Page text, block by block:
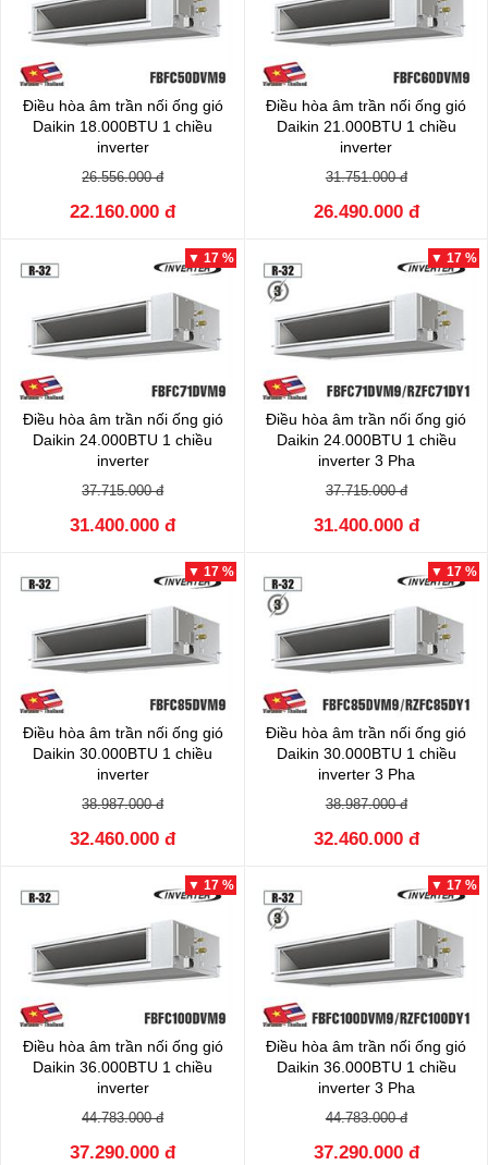
Điều hòa âm trần nối ống gió
Daikin 18.000BTU 1 chiều
inverter
FBFC50DVM9/RZFC50EVM
26.556.000 đ
22.160.000 đ
Điều hòa âm trần nối ống gió
Daikin 21.000BTU 1 chiều
inverter
FBFC60DVM9/RZFC60EVM
31.751.000 đ
26.490.000 đ
▼ 17 %
Điều hòa âm trần nối ống gió
Daikin 24.000BTU 1 chiều
inverter
FBFC71DVM9/RZFC71EVM
37.715.000 đ
31.400.000 đ
▼ 17 %
Điều hòa âm trần nối ống gió
Daikin 24.000BTU 1 chiều
inverter 3 Pha
FBFC71DVM9/RZFC71EY1
37.715.000 đ
31.400.000 đ
▼ 17 %
Điều hòa âm trần nối ống gió
Daikin 30.000BTU 1 chiều
inverter
FBFC85DVM9/RZFC85EVM
38.987.000 đ
32.460.000 đ
▼ 17 %
Điều hòa âm trần nối ống gió
Daikin 30.000BTU 1 chiều
inverter 3 Pha
FBFC85DVM9/RZFC85EY1
38.987.000 đ
32.460.000 đ
▼ 17 %
Điều hòa âm trần nối ống gió
Daikin 36.000BTU 1 chiều
inverter
FBFC100DVM9/RZFC100EVM
44.783.000 đ
37.290.000 đ
▼ 17 %
Điều hòa âm trần nối ống gió
Daikin 36.000BTU 1 chiều
inverter 3 Pha
FBFC100DVM9/RZFC100EY1
44.783.000 đ
37.290.000 đ